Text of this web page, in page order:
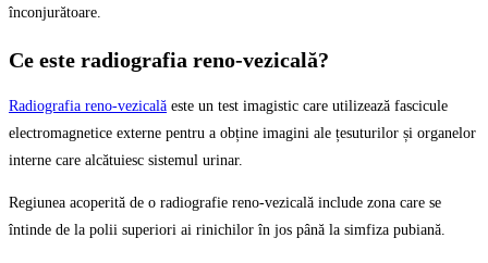
înconjurătoare.
Ce este radiografia reno-vezicală?
Radiografia reno-vezicală este un test imagistic care utilizează fascicule
electromagnetice externe pentru a obține imagini ale țesuturilor și organelor
interne care alcătuiesc sistemul urinar.
Regiunea acoperită de o radiografie reno-vezicală include zona care se
întinde de la polii superiori ai rinichilor în jos până la simfiza pubiană.